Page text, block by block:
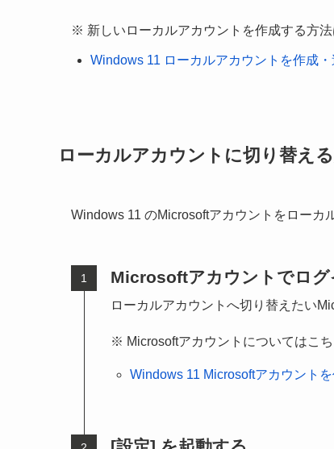
新しいローカルアカウントを作成する方
Windows 11 ローカルアカウントを作成
ローカルアカウントに切り替え
Windows 11 のMicrosoftアカウントをローカ
Microsoftアカウントでログ
ローカルアカウントへ切り替えたい
Microsoftアカウントについてはこ
Windows 11 Microsoftアカウント